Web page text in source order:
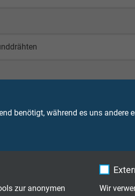
benötigt, während es uns
zur anonymen
Wir